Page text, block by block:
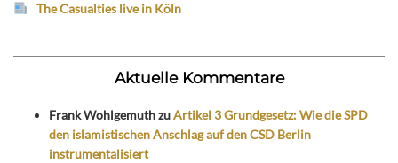
The Casualties live in Köln
Aktuelle Kommentare
Frank WohlgemuthzuArtikel 3 Grundgesetz: Wie die SPD
den islamistischen Anschlag auf den CSD Berlin
instrumentalisiert